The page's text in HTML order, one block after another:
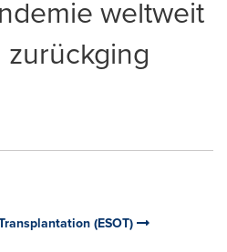
weltweit
(ESOT)